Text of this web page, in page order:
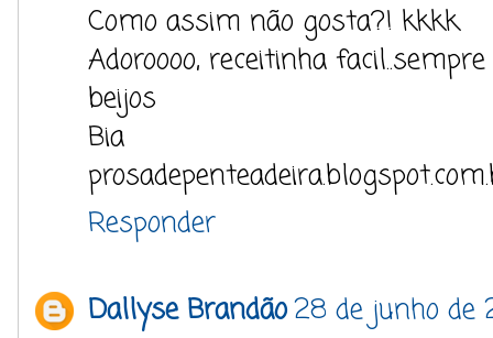
Como assim não gosta?! kkkk
Adoroooo, receitinha
beijos
Bia
Responder
Dallyse Brandão28 de junho de